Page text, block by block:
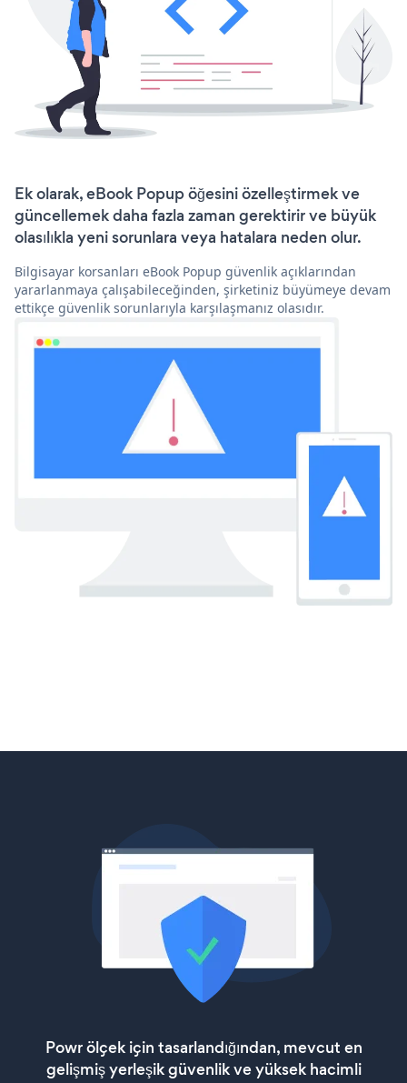
Ek olarak, eBook Popup öğesini özelleştirmek ve
güncellemek daha fazla zaman gerektirir ve büyük
olasılıkla yeni sorunlara veya hatalara neden olur.
Bilgisayar korsanları eBook Popup güvenlik açıklarından
yararlanmaya çalışabileceğinden, şirketiniz büyümeye devam
ettikçe güvenlik sorunlarıyla karşılaşmanız olasıdır.
Powr ölçek için tasarlandığından, mevcut en
gelişmiş yerleşik güvenlik ve yüksek hacimli